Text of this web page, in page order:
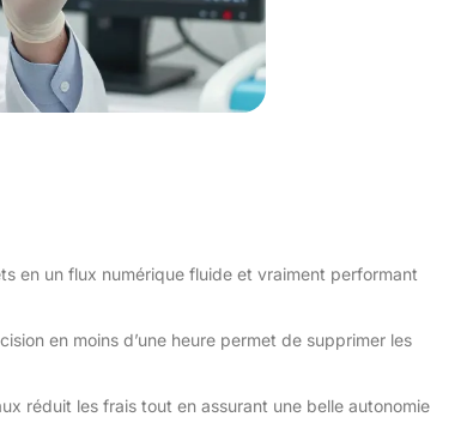
en un flux numérique fluide et vraiment performant
en moins d’une heure permet de supprimer les
réduit les frais tout en assurant une belle autonomie